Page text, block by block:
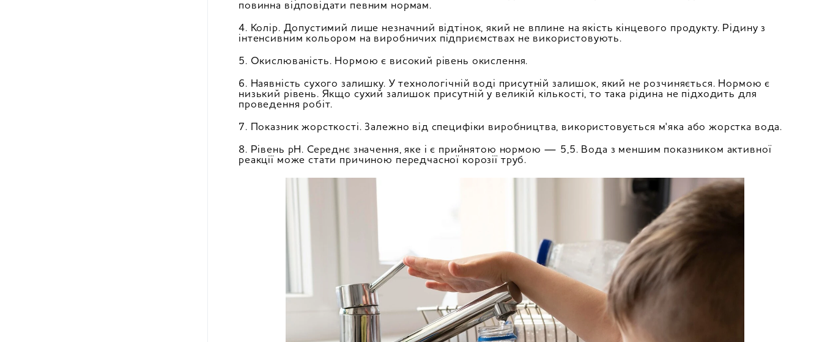
повинна відповідати певним нормам.
4. Колір. Допустимий лише незначний відтінок, який не вплине на якість кінцевого продукту. Рідину з
інтенсивним кольором на виробничих підприємствах не використовують.
5. Окислюваність. Нормою є високий рівень окислення.
6. Наявність сухого залишку. У технологічній воді присутній залишок, який не розчиняється. Нормою є
низький рівень. Якщо сухий залишок присутній у великій кількості, то така рідина не підходить для
проведення робіт.
7. Показник жорсткості. Залежно від специфіки виробництва, використовується м'яка або жорстка вода.
8. Рівень pH. Середнє значення, яке і є прийнятою нормою — 5,5. Вода з меншим показником активної
реакції може стати причиною передчасної корозії труб.